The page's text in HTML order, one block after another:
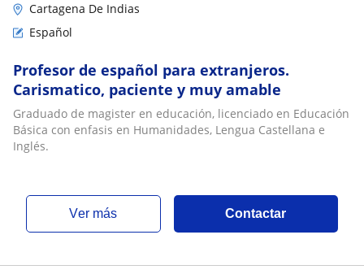
Cartagena De Indias
Español
Profesor de español para extranjeros.
Carismatico, paciente y muy amable
Graduado de magister en educación, licenciado en Educación
Básica con enfasis en Humanidades, Lengua Castellana e
Inglés.
ver más Contactar